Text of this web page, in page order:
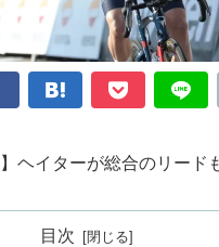
ヘイターが総合のリード
目次